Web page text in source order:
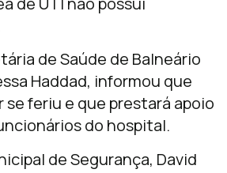
de Saúde de Balneário
Haddad, informou que
se feriu e que prestará apoio
do hospital.
de Segurança, David